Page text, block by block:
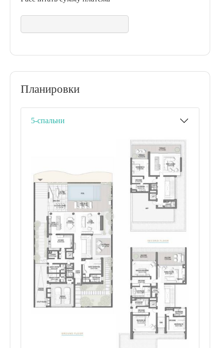
Планировки
5-спальни